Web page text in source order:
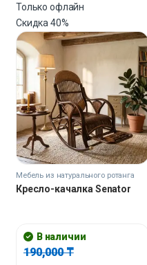
Только офлайн
Скидка40%
Мебель из натурального ротанга
Кресло-качалка Senator
В наличии
190,000₸